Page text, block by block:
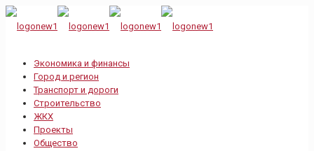
Экономика и финансы
Город и регион
Транспорт и дороги
Строительство
ЖКХ
Проекты
Общество